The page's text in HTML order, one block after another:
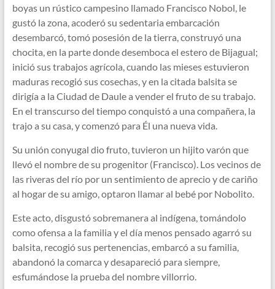
boyas un rústico campesino llamado Francisco Nobol, le
gustó la zona, acoderó su sedentaria embarcación
desembarcó, tomó posesión de la tierra, construyó una
chocita, en la parte donde desemboca el estero de Bijagual;
inició sus trabajos agrícola, cuando las mieses estuvieron
maduras recogió sus cosechas, y en la citada balsita se
dirigía a la Ciudad de Daule a vender el fruto de su trabajo.
En el transcurso del tiempo conquistó a una compañera, la
trajo a su casa, y comenzó para Él una nueva vida.
Su unión conyugal dio fruto, tuvieron un hijito varón que
llevó el nombre de su progenitor (Francisco). Los vecinos de
las riveras del río por un sentimiento de aprecio y de cariño
al hogar de su amigo, optaron llamar al bebé por Nobolito.
Este acto, disgustó sobremanera al indígena, tomándolo
como ofensa a la familia y el día menos pensado agarró su
balsita, recogió sus pertenencias, embarcó a su familia,
abandonó la comarca y desapareció para siempre,
esfumándose la prueba del nombre villorrio.